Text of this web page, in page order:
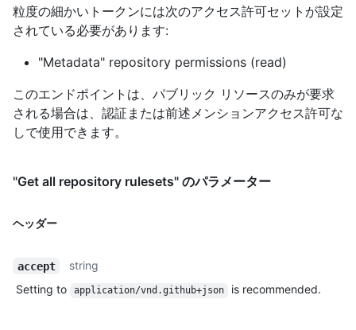
粒度の細かいトークンには次のアクセス許可セットが設定
されている必要があります:
"Metadata" repository permissions (read)
このエンドポイントは、パブリック リソースのみが要求
される場合は、認証または前述メンションアクセス許可な
しで使用できます。
"Get all repository rulesets" のパラメーター
ヘッダー
accept
string
Setting to
application/vnd.github+json is recommended.